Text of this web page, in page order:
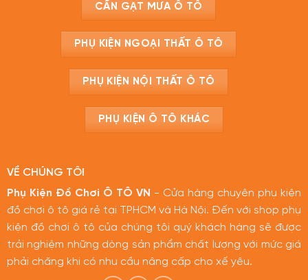
CẦN GẠT MƯA Ô TÔ
PHỤ KIỆN NGOẠI THẤT Ô TÔ
PHỤ KIỆN NỘI THẤT Ô TÔ
PHỤ KIỆN Ô TÔ KHÁC
VỀ CHÚNG TÔI
Phụ Kiện Đồ Chơi Ô TÔ VN - Cửa hàng chuyên phụ kiện
đồ chơi ô tô giá rẻ tại TPHCM và Hà Nội. Đến với shop phụ
kiện đồ chơi ô tô của chúng tôi quý khách hàng sẽ được
trải nghiệm những dòng sản phẩm chất lượng với mức giá
phải chăng khi có nhu cầu nâng cấp cho xế yêu.